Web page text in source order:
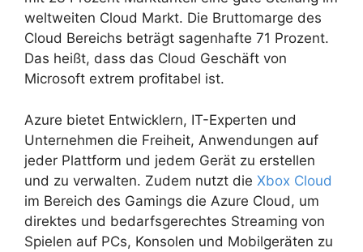
weltweiten Cloud Markt. Die Bruttomarge des
Cloud Bereichs beträgt sagenhafte 71 Prozent.
Das heißt, dass das Cloud Geschäft von
Microsoft extrem profitabel ist.
Azure bietet Entwicklern, IT-Experten und
Unternehmen die Freiheit, Anwendungen auf
jeder Plattform und jedem Gerät zu erstellen
und zu verwalten. Zudem nutzt die Xbox Cloud
im Bereich des Gamings die Azure Cloud, um
direktes und bedarfsgerechtes Streaming von
Spielen auf PCs, Konsolen und Mobilgeräten zu